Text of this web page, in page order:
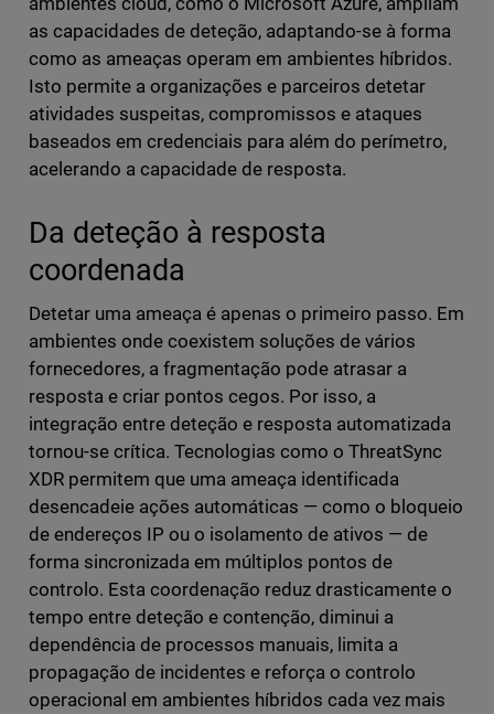
as capacidades de deteção, adaptando-se à forma
como as ameaças operam em ambientes híbridos.
Isto permite a organizações e parceiros detetar
atividades suspeitas, compromissos e ataques
baseados em credenciais para além do perímetro,
acelerando a capacidade de resposta.
Da deteção à resposta
coordenada
Detetar uma ameaça é apenas o primeiro passo. Em
ambientes onde coexistem soluções de vários
fornecedores, a fragmentação pode atrasar a
resposta e criar pontos cegos. Por isso, a
integração entre deteção e resposta automatizada
tornou-se crítica. Tecnologias como o ThreatSync
XDR permitem que uma ameaça identificada
desencadeie ações automáticas — como o bloqueio
de endereços IP ou o isolamento de ativos — de
forma sincronizada em múltiplos pontos de
controlo. Esta coordenação reduz drasticamente o
tempo entre deteção e contenção, diminui a
dependência de processos manuais, limita a
propagação de incidentes e reforça o controlo
operacional em ambientes híbridos cada vez mais